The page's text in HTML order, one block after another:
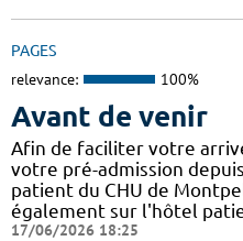
PAGES
relevance: 100%
Avant de venir
Afin de faciliter votre
votre pré-admission
patient du CHU de
également sur l'hôtel
17/06/2026 18:25